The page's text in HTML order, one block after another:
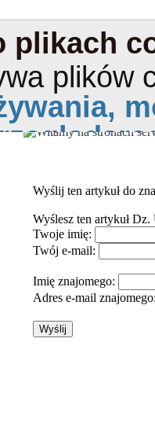
Wyślij ten artykuł do
Wyślesz ten artykułDz.
Twoje imię:
Twój e-mail:
Imię znajomego:
Adres e-mail